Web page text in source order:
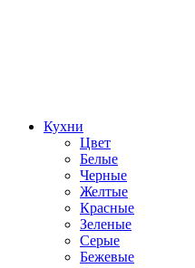
Кухни
Цвет
Белые
Черные
Желтые
Красные
Зеленые
Серые
Бежевые